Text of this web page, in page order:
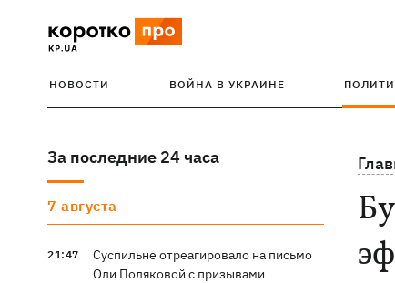
НОВОСТИ ВОЙНА В УКРАИНЕ
За последние 24 часа
7 августа
21:47
Суспильне отреагировало на письмо
Оли Поляковой с призывами